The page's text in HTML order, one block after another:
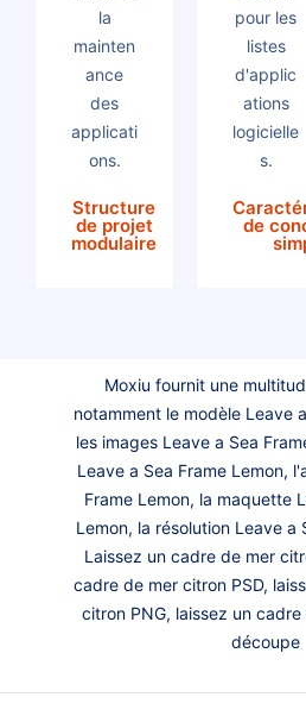
la
mainten
ance
des
applicati
ons.
Structure
de projet
modulaire
pour les
listes
d'applic
ations
logicielle
s.
de
Moxiu fournit une
notamment le modèle Leave
les images Leave a Sea
Leave a Sea Frame Lemon,
Frame Lemon, la maquette
Lemon, la résolution Leave a
Laissez un cadre de mer
cadre de mer citron PSD,
citron PNG, laissez un
découpe